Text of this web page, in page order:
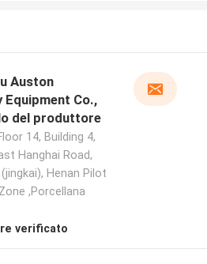
Auston
Equipment Co.,
del produttore
14, Building 4,
Hanghai Road,
Henan Pilot
,Porcellana
verificato